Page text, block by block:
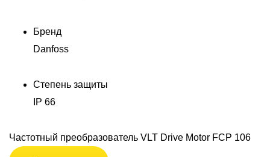
Бренд
Danfoss
Степень защиты
IP 66
Частотный преобразователь VLT Drive Motor FCP 106